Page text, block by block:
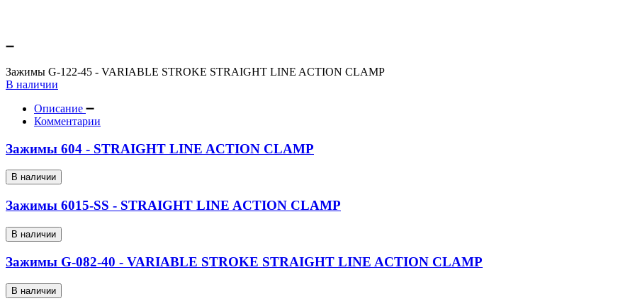
Зажимы G-122-45 - VARIABLE STROKE STRAIGHT LINE ACTION CLAMP
В наличии
Описание
Комментарии
Зажимы 604 - STRAIGHT LINE ACTION CLAMP
В наличии
Зажимы 6015-SS - STRAIGHT LINE ACTION CLAMP
В наличии
Зажимы G-082-40 - VARIABLE STROKE STRAIGHT LINE ACTION CLAMP
В наличии